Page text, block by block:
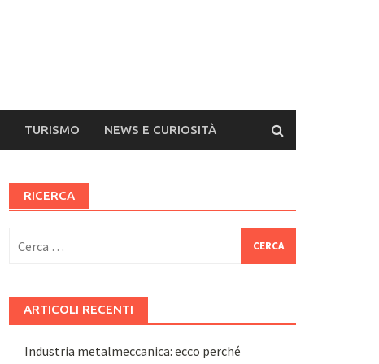
TURISMO NEWS E CURIOSITÀ
RICERCA
per:
ARTICOLI RECENTI
Industria metalmeccanica: ecco perché